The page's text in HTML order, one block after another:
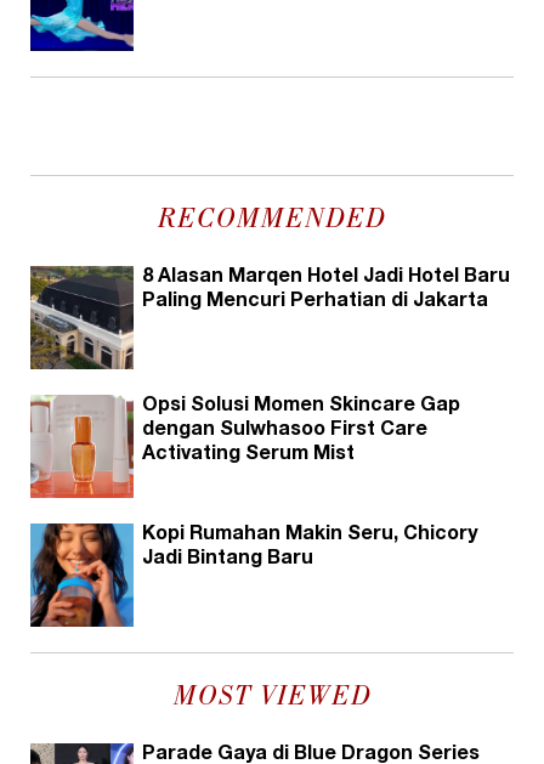
RECOMMENDED
8 Alasan Marqen Hotel Jadi Hotel Baru
Paling Mencuri Perhatian di Jakarta
Opsi Solusi Momen Skincare Gap
dengan Sulwhasoo First Care
Activating Serum Mist
Kopi Rumahan Makin Seru, Chicory
Jadi Bintang Baru
MOST VIEWED
Parade Gaya di Blue Dragon Series